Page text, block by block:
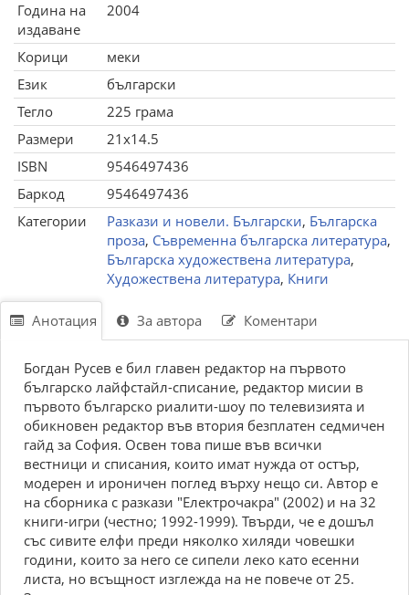
Година на
издаване
2004
Корици
меки
Език
български
Тегло
225 грама
Размери
21x14.5
ISBN
9546497436
Баркод
9546497436
Категории
Разкази и новели. Български, Българска
проза, Съвременна българска литература,
Българска художествена литература,
Художествена литература, Книги
Анотация За автора Коментари
Богдан Русев е бил главен редактор на първото
българско лайфстайл-списание, редактор мисии в
първото българско риалити-шоу по телевизията и
обикновен редактор във втория безплатен седмичен
гайд за София. Освен това пише във всички
вестници и списания, които имат нужда от остър,
модерен и ироничен поглед върху нещо си. Автор е
на сборника с разкази "Електрочакра" (2002) и на 32
книги-игри (честно; 1992-1999). Твърди, че е дошъл
със сивите елфи преди няколко хиляди човешки
години, които за него се сипели леко като есенни
листа, но всъщност изглежда на не повече от 25.